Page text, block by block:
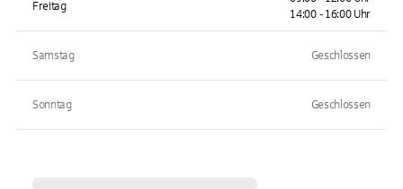
Freitag
14:00 - 16:00 Uhr
Samstag Geschlossen
Sonntag Geschlossen